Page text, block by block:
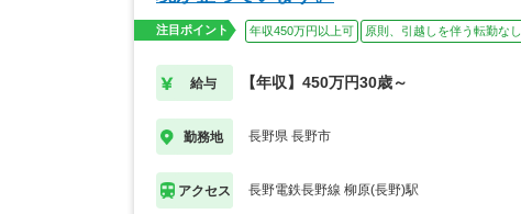
注目ポイント 年収450万円以上可 原則、引越しを伴う転勤なし
給与 【年収】450万円30歳～
勤務地 長野県 長野市
アクセス 長野電鉄長野線 柳原(長野)駅